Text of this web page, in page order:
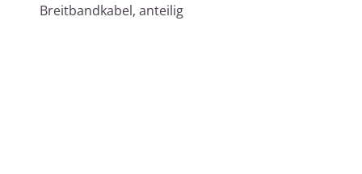
Breitbandkabel, anteilig